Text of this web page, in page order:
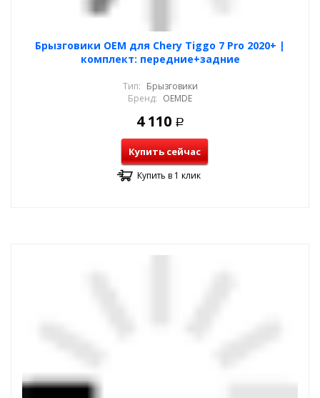
Брызговики OEM для Chery Tiggo 7 Pro 2020+ |
комплект: передние+задние
Тип: Брызговики
Бренд: OEMDE
4 110 Р
Купить сейчас
Купить в 1 клик